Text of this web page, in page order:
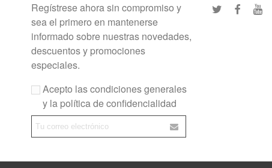
Regístrese ahora sin compromiso y
sea el primero en mantenerse
informado sobre nuestras novedades,
descuentos y promociones
especiales.
Acepto las condiciones generales
y la política de confidencialidad